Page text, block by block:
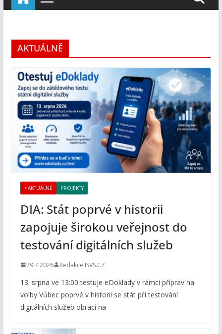
AKTUÁLNĚ
• AKTUÁLNĚ PROJEKTY
DIA: Stát poprvé v historii
zapojuje širokou veřejnost do
testování digitálních služeb
29.7.2026 Redakce ISVS.CZ
13. srpna ve 13:00 testuje eDoklady v rámci příprav na
volby Vůbec poprvé v historii se stát při testování
digitálních služeb obrací na